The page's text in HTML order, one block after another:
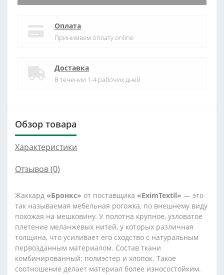
Оплата
Принимаем оплату online
Доставка
В течении 1-4 рабочих дней
Обзор товара
Характеристики
Отзывов (0)
Жаккард «Бронкс» от поставщика «EximTextil» — это
так называемая мебельная рогожка, по внешнему виду
похожая на мешковину. У полотна крупное, узловатое
плетение меланжевых нитей, у которых различная
толщина, что усиливает его сходство с натуральным
первозданным материалом. Состав ткани
комбинированный: полиэстер и хлопок. Такое
соотношение делает материал более износостойким.